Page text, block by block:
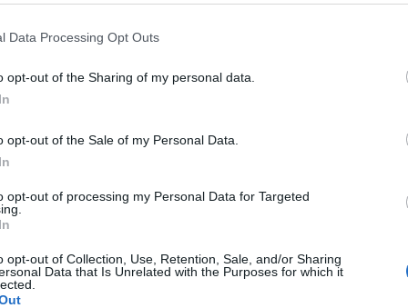
Data Processing Opt Outs
opt-out of the Sharing of my personal data.
opt-out of the Sale of my Personal Data.
opt-out of processing my Personal Data for Targeted
opt-out of Collection, Use, Retention, Sale, and/or Sharing
Data that Is Unrelated with the Purposes for which it
l’ordinanza 191 del 2 dicembre 2022 del
la circolazione nella Z.T.L. Fascia Verde dalle ore
decisione rende impossibile effettuare
la loro sicurezza e conservazione.
un patrimonio culturale e storico da preservare e
Fascia Verde sia una decisione ingiusta e contraria